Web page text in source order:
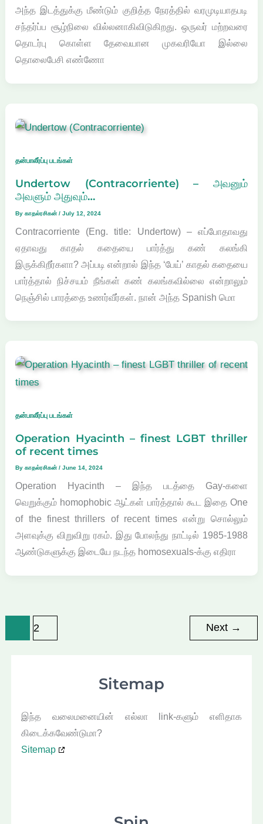
அந்த இடத்துக்கு மீண்டும் குறித்த நேரத்தில் வரமுடியாதபடி
சந்தர்ப்ப சூழ்நிலை வில்லனாகிவிடுகிறது. ஒருவர் மற்றவரை
தொடர்பு கொள்ள தேவையான முகவரியோ இல்லை
தொலைபேசி எண்ணோ
தன்பாலீர்ப்பு படங்கள்
Undertow (Contracorriente) – அவனும்
அவளும் அதுவும்…
Byகாதல்ரசிகன்/July 12, 2024
Contracorriente (Eng. title: Undertow) – எப்போதாவது
ஏதாவது காதல் கதையை பார்த்து கண் கலங்கி
இருக்கிறீர்களா? அப்படி என்றால் இந்த ‘பேய்’ காதல் கதையை
பார்த்தால் நிச்சயம் நீங்கள் கண் கலங்கவில்லை என்றாலும்
நெஞ்சில் பாரத்தை உணர்வீர்கள். நான் அந்த Spanish மொ
தன்பாலீர்ப்பு படங்கள்
Operation Hyacinth – finest LGBT thriller
of recent times
Byகாதல்ரசிகன்/June 14, 2024
Operation Hyacinth – இந்த படத்தை Gay-களை
வெறுக்கும் homophobic ஆட்கள் பார்த்தால் கூட இதை One
of the finest thrillers of recent times என்று சொல்லும்
அளவுக்கு விறுவிறு ரகம். இது போலந்து நாட்டில் 1985-1988
ஆண்டுகளுக்கு இடையே நடந்த homosexuals-க்கு எதிரா
2 Next →
Sitemap
இந்த வலைமனையின் எல்லா link-களும் எளிதாக
கிடைக்கவேண்டுமா?
Sitemap